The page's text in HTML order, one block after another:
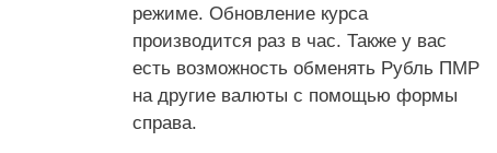
режиме. Обновление курса
производится раз в час. Также у вас
есть возможность обменять Рубль ПМР
на другие валюты с помощью формы
справа.